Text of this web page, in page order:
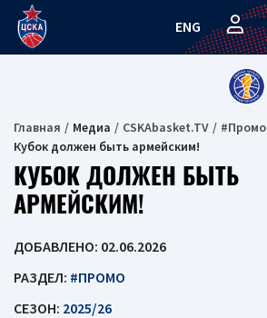
ENG
Главная Медиа CSKAbasket.TV
#Промо
Кубок должен быть армейским!
КУБОК ДОЛЖЕН БЫТЬ
АРМЕЙСКИМ!
ДОБАВЛЕНО: 02.06.2026
РАЗДЕЛ: #ПРОМО
СЕЗОН: 2025/26